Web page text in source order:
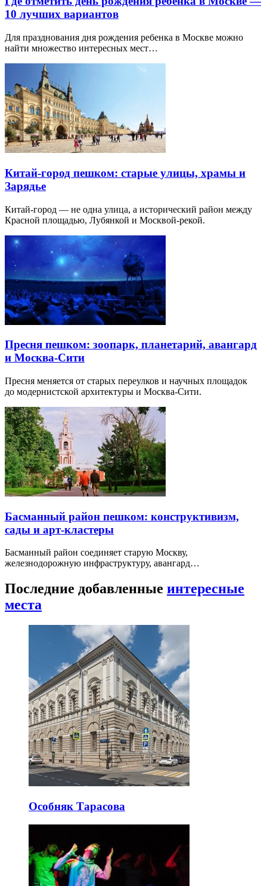
10 лучших вариантов
Для празднования дня рождения ребенка в Москве можно
найти множество интересных мест…
Китай-город пешком: старые улицы, храмы и
Зарядье
Китай-город — не одна улица, а исторический район между
Красной площадью, Лубянкой и Москвой-рекой.
Пресня пешком: зоопарк, планетарий, авангард
и Москва-Сити
Пресня меняется от старых переулков и научных площадок
до модернистской архитектуры и Москва-Сити.
Басманный район пешком: конструктивизм,
сады и арт-кластеры
Басманный район соединяет старую Москву,
железнодорожную инфраструктуру, авангард…
Последние добавленные интересные
места
Особняк Тарасова